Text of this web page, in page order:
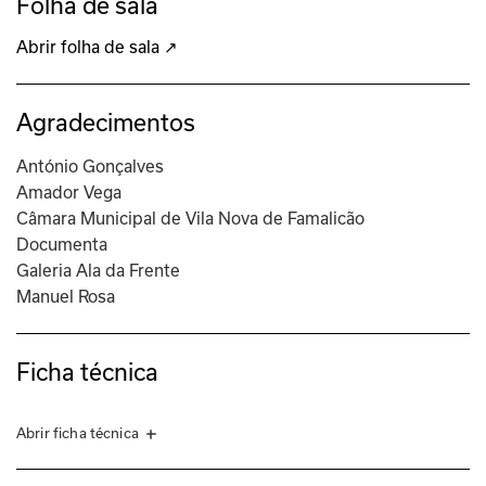
Abrir folha de sala ↗
Agradecimentos
António Gonçalves
Amador Vega
Câmara Municipal de Vila Nova de Famalicão
Documenta
Galeria Ala da Frente
Manuel Rosa
Ficha técnica
Abrir ficha técnica
ORGANIZAÇÃO